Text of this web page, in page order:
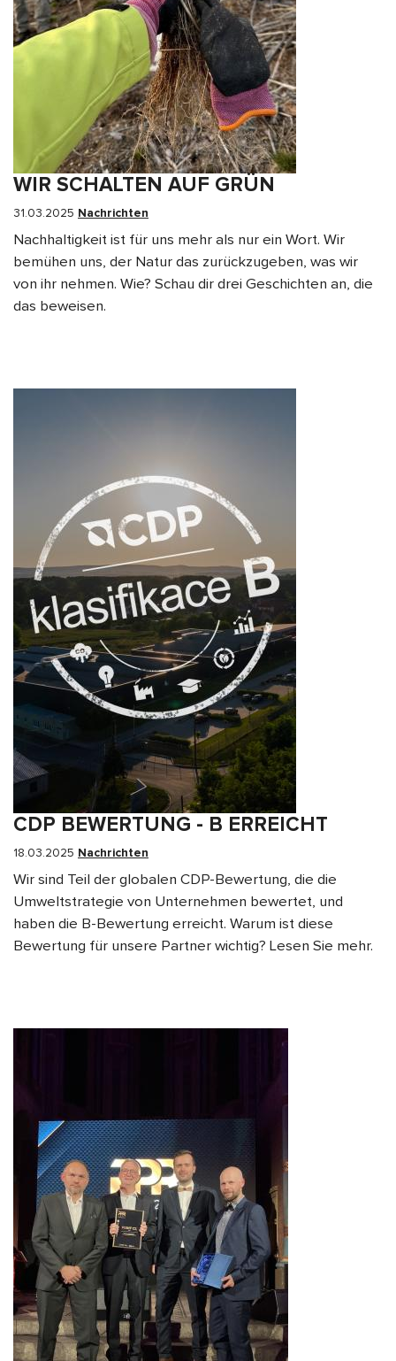
WIR SCHALTEN AUF GRÜN
31.03.2025 Nachrichten
​​​​​​​Nachhaltigkeit ist für uns mehr als nur ein Wort. Wir
bemühen uns, der Natur das zurückzugeben, was wir
von ihr nehmen. Wie? Schau dir drei Geschichten an, die
das beweisen.
CDP BEWERTUNG - B ERREICHT
18.03.2025 Nachrichten
Wir sind Teil der globalen CDP-Bewertung, die die
Umweltstrategie von Unternehmen bewertet, und
haben die B-Bewertung erreicht. Warum ist diese
Bewertung für unsere Partner wichtig? Lesen Sie mehr.